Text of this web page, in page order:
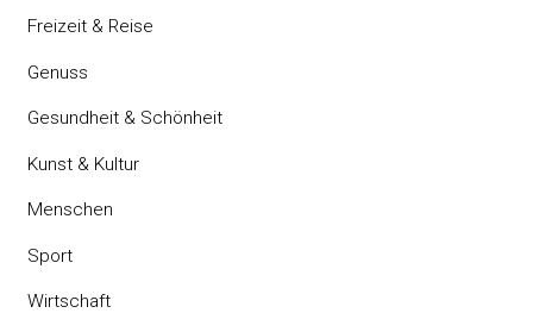
Freizeit & Reise
Genuss
Gesundheit & Schönheit
Kunst & Kultur
Menschen
Sport
Wirtschaft